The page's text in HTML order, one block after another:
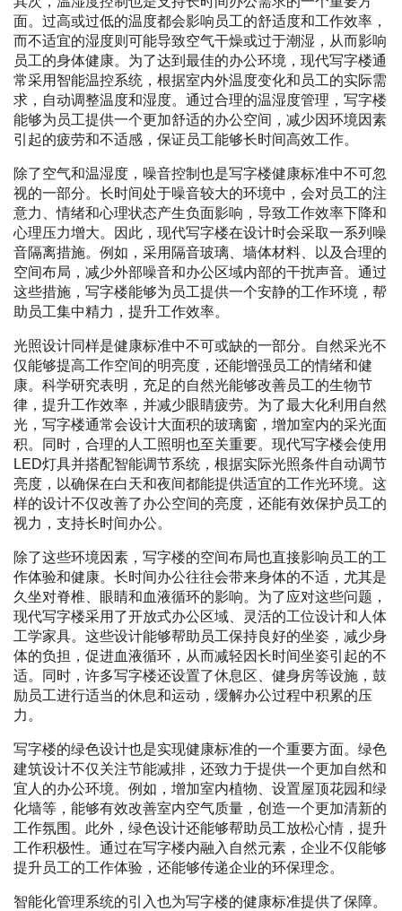
面。过高或过低的温度都会影响员工的舒适度和工作效率，
而不适宜的湿度则可能导致空气干燥或过于潮湿，从而影响
员工的身体健康。为了达到最佳的办公环境，现代写字楼通
常采用智能温控系统，根据室内外温度变化和员工的实际需
求，自动调整温度和湿度。通过合理的温湿度管理，写字楼
能够为员工提供一个更加舒适的办公空间，减少因环境因素
引起的疲劳和不适感，保证员工能够长时间高效工作。
除了空气和温湿度，噪音控制也是写字楼健康标准中不可忽
视的一部分。长时间处于噪音较大的环境中，会对员工的注
意力、情绪和心理状态产生负面影响，导致工作效率下降和
心理压力增大。因此，现代写字楼在设计时会采取一系列噪
音隔离措施。例如，采用隔音玻璃、墙体材料、以及合理的
空间布局，减少外部噪音和办公区域内部的干扰声音。通过
这些措施，写字楼能够为员工提供一个安静的工作环境，帮
助员工集中精力，提升工作效率。
光照设计同样是健康标准中不可或缺的一部分。自然采光不
仅能够提高工作空间的明亮度，还能增强员工的情绪和健
康。科学研究表明，充足的自然光能够改善员工的生物节
律，提升工作效率，并减少眼睛疲劳。为了最大化利用自然
光，写字楼通常会设计大面积的玻璃窗，增加室内的采光面
积。同时，合理的人工照明也至关重要。现代写字楼会使用
LED灯具并搭配智能调节系统，根据实际光照条件自动调节
亮度，以确保在白天和夜间都能提供适宜的工作光环境。这
样的设计不仅改善了办公空间的亮度，还能有效保护员工的
视力，支持长时间办公。
除了这些环境因素，写字楼的空间布局也直接影响员工的工
作体验和健康。长时间办公往往会带来身体的不适，尤其是
久坐对脊椎、眼睛和血液循环的影响。为了应对这些问题，
现代写字楼采用了开放式办公区域、灵活的工位设计和人体
工学家具。这些设计能够帮助员工保持良好的坐姿，减少身
体的负担，促进血液循环，从而减轻因长时间坐姿引起的不
适。同时，许多写字楼还设置了休息区、健身房等设施，鼓
励员工进行适当的休息和运动，缓解办公过程中积累的压
力。
写字楼的绿色设计也是实现健康标准的一个重要方面。绿色
建筑设计不仅关注节能减排，还致力于提供一个更加自然和
宜人的办公环境。例如，增加室内植物、设置屋顶花园和绿
化墙等，能够有效改善室内空气质量，创造一个更加清新的
工作氛围。此外，绿色设计还能够帮助员工放松心情，提升
工作积极性。通过在写字楼内融入自然元素，企业不仅能够
提升员工的工作体验，还能够传递企业的环保理念。
智能化管理系统的引入也为写字楼的健康标准提供了保障。